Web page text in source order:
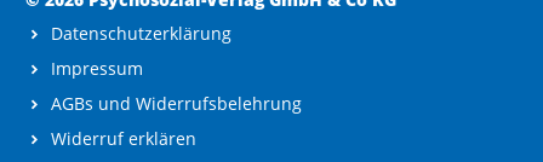
Datenschutzerklärung
Impressum
AGBs und Widerrufsbelehrung
Widerruf erklären